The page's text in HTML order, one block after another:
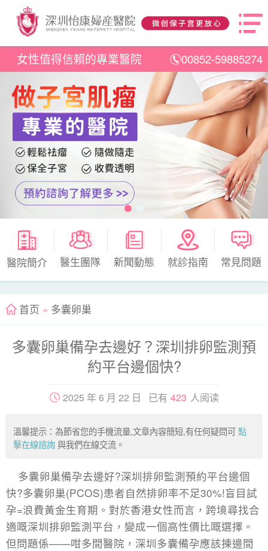
女性值得信賴的專業醫院 00852-59885274
醫院簡介 醫生團隊 新聞動態 就診指南 常見問題
首页 » 多囊卵巢
多囊卵巢備孕去邊好？深圳排卵監測預
約平台邊個快?
2025 年 6 月 22 日 已有 423 人阅读
溫馨提示：為節省您的手機流量,文章內容簡短,有任何疑問可點
擊在線諮詢 與我們在線交流。
多囊卵巢備孕去邊好?深圳排卵監測預約平台邊個
快?多囊卵巢(PCOS)患者自然排卵率不足30%!盲目試
孕=浪費黃金生育期。對於香港女性而言，跨境尋找合
適嘅深圳排卵監測平台，變成一個高性價比嘅選擇。
但問題係——咁多間醫院，深圳多囊備孕應該揀邊間